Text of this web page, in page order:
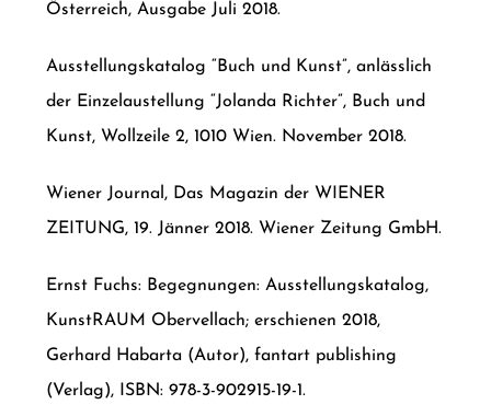
Österreich, Ausgabe Juli 2018.
Ausstellungskatalog “Buch und Kunst”, anlässlich
der Einzelaustellung “Jolanda Richter”, Buch und
Kunst, Wollzeile 2, 1010 Wien. November 2018.
Wiener Journal, Das Magazin der WIENER
ZEITUNG, 19. Jänner 2018. Wiener Zeitung GmbH.
Ernst Fuchs: Begegnungen: Ausstellungskatalog,
KunstRAUM Obervellach; erschienen 2018,
Gerhard Habarta (Autor), fantart publishing
(Verlag), ISBN: 978-3-902915-19-1.